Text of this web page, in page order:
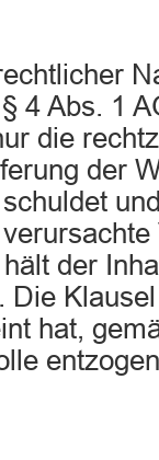
4 Abs. 1
die
der
der
Die
hat,